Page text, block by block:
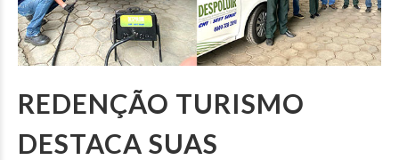
REDENÇÃO TURISMO
DESTACA SUAS